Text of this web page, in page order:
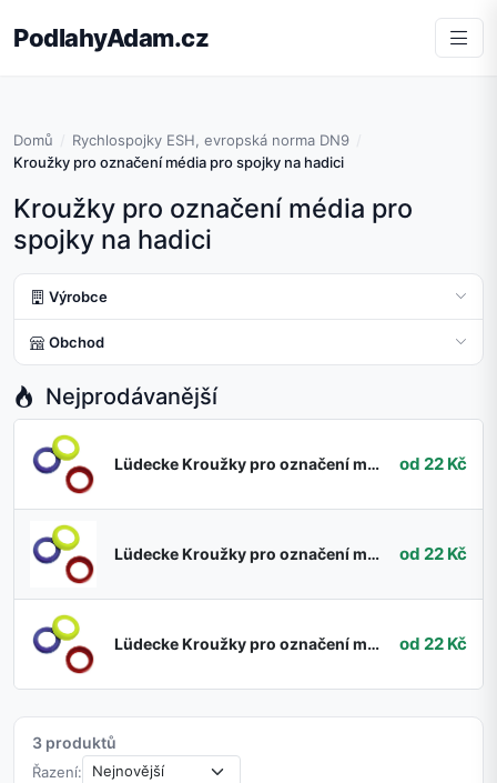
PodlahyAdam.cz
Domů
Rychlospojky ESH, evropská norma DN9
Kroužky pro označení média pro spojky na hadici
Kroužky pro označení média pro
spojky na hadici
Výrobce
Obchod
Nejprodávanější
Lüdecke Kroužky pro označení média 13 mm žluté od 22 Kč
Lüdecke Kroužky pro označení média 13 mm červené od 22 Kč
Lüdecke Kroužky pro označení média 13 mm modré od 22 Kč
3 produktů
Řazení: